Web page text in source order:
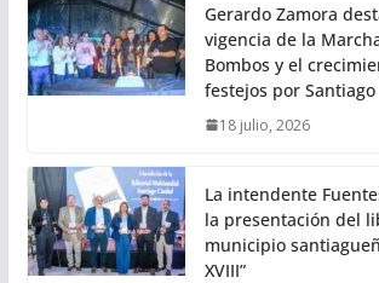
Gerardo Zamora
vigencia de la
Bombos y el
festejos por Santiago
18 julio, 2026
La intendente
la presentación del
municipio
XVIII”